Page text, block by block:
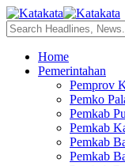
Home
Pemerintahan
Pemprov
Pemko
Pemkab
Pemkab
Pemkab
Pemkab